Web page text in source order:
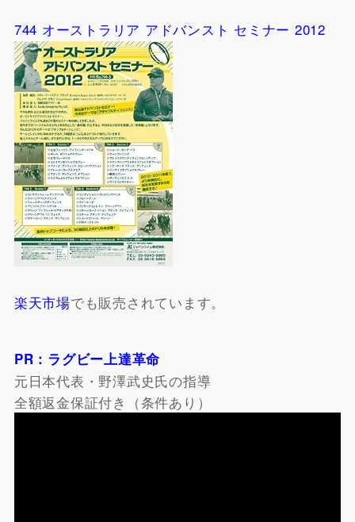
744 オーストラリア アドバンスト セミナー 2012
楽天市場でも販売されています。
PR：ラグビー上達革命
元日本代表・野澤武史氏の指導
全額返金保証付き（条件あり）